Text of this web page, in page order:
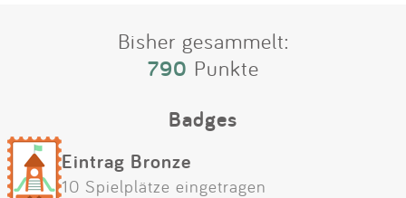
Bisher gesammelt:
790 Punkte
Badges
Eintrag Bronze
10 Spielplätze eingetragen